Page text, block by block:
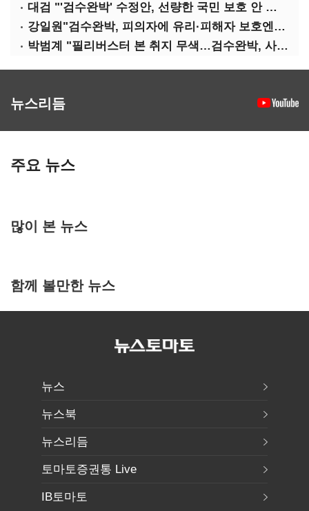
대검 "'검수완박' 수정안, 선량한 국민 보호 안 보여"
강일원"검수완박, 피의자에 유리·피해자 보호엔 문제"
박범계 "필리버스터 본 취지 무색…검수완박, 사실상 합의"
뉴스리듬
주요 뉴스
많이 본 뉴스
함께 볼만한 뉴스
뉴스
뉴스북
뉴스리듬
토마토증권통 Live
IB토마토